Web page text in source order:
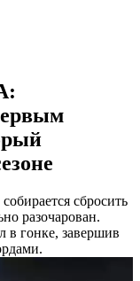
сбросить
разочарован.
в гонке, завершив